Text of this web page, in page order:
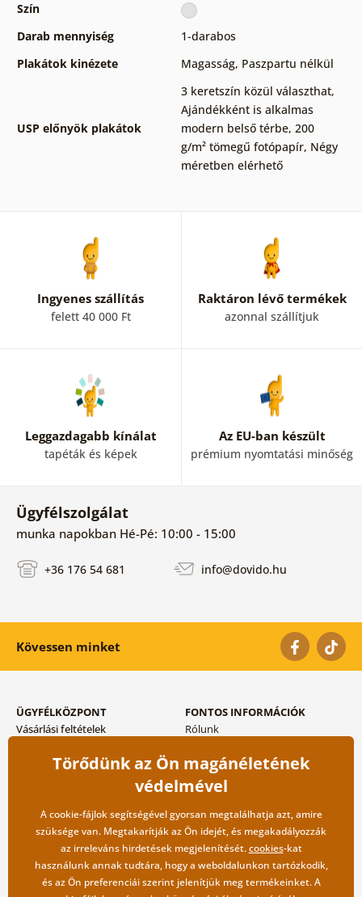
Szín
Darab mennyiség
1-darabos
Plakátok kinézete
Magasság, Paszpartu nélkül
USP előnyök plakátok
3 keretszín közül választhat,
Ajándékként is alkalmas
modern belső térbe, 200
g/m² tömegű fotópapír, Négy
méretben elérhető
Ingyenes szállítás
felett 40 000 Ft
Raktáron lévő termékek
azonnal szállítjuk
Leggazdagabb kínálat
tapéták és képek
Az EU-ban készült
prémium nyomtatási minőség
Ügyfélszolgálat
munka napokban Hé-Pé: 10:00 - 15:00
+36 176 54 681 info@dovido.hu
Kövessen minket
ÜGYFÉLKÖZPONT
Vásárlási feltételek
Szállítási és fizetési módok
FONTOS INFORMÁCIÓK
Rólunk
Blog
Kapcsolat
Nagykereskedelmi
együttműködés
Törődünk az Ön magánéletének
védelmével
A cookie-fájlok segítségével gyorsan megtalálhatja azt, amire
szüksége van. Megtakarítják az Ön idejét, és megakadályozzák
az irreleváns hirdetések megjelenítését.cookies-kat
használunk annak tudtára, hogy a weboldalunkon tartózkodik,
és az Ön preferenciái szerint jelenítjük meg termékeinket. A